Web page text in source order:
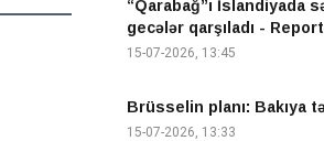
“Qarabağ”ı İslandiyada
gecələr qarşıladı -
15-07-2026, 13:45
Brüsselin planı: Bakıya
15-07-2026, 13:33